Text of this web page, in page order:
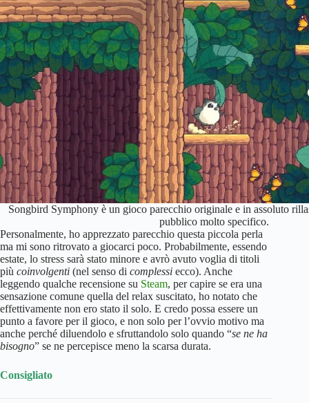
Songbird Symphony è un gioco parecchio originale e in assoluto
pubblico molto specifico.
Personalmente, ho apprezzato parecchio questa piccola perla
ma mi sono ritrovato a giocarci poco. Probabilmente, essendo
estate, lo stress sarà stato minore e avrò avuto voglia di titoli
più coinvolgenti (nel senso di complessi ecco). Anche
leggendo qualche recensione su Steam, per capire se era una
sensazione comune quella del relax suscitato, ho notato che
effettivamente non ero stato il solo. E credo possa essere un
punto a favore per il gioco, e non solo per l’ovvio motivo ma
anche perché diluendolo e sfruttandolo solo quando “se ne ha
bisogno” se ne percepisce meno la scarsa durata.
Consigliato